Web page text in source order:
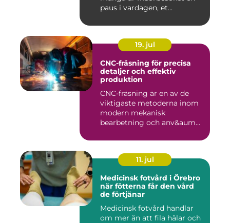
paus i vardagen, et...
19. jul
CNC-fräsning för precisa
detaljer och effektiv
produktion
CNC-fräsning är en av de
viktigaste metoderna inom
modern mekanisk
bearbetning och anv&aum...
11. jul
Medicinsk fotvård i Örebro
när fötterna får den vård
de förtjänar
Medicinsk fotvård handlar
om mer än att fila hälar och